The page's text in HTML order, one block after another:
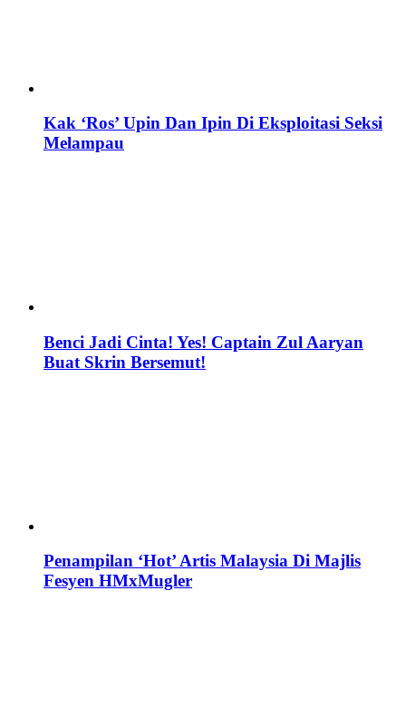
Kak ‘Ros’ Upin Dan Ipin Di Eksploitasi Seksi
Melampau
Benci Jadi Cinta! Yes! Captain Zul Aaryan
Buat Skrin Bersemut!
Penampilan ‘Hot’ Artis Malaysia Di Majlis
Fesyen HMxMugler